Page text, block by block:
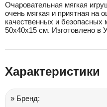
Очаровательная мягкая
очень мягкая и приятная на
качественных и безопасных
50х40х15 см. Изготовлено в
Характеристики
» Бренд: